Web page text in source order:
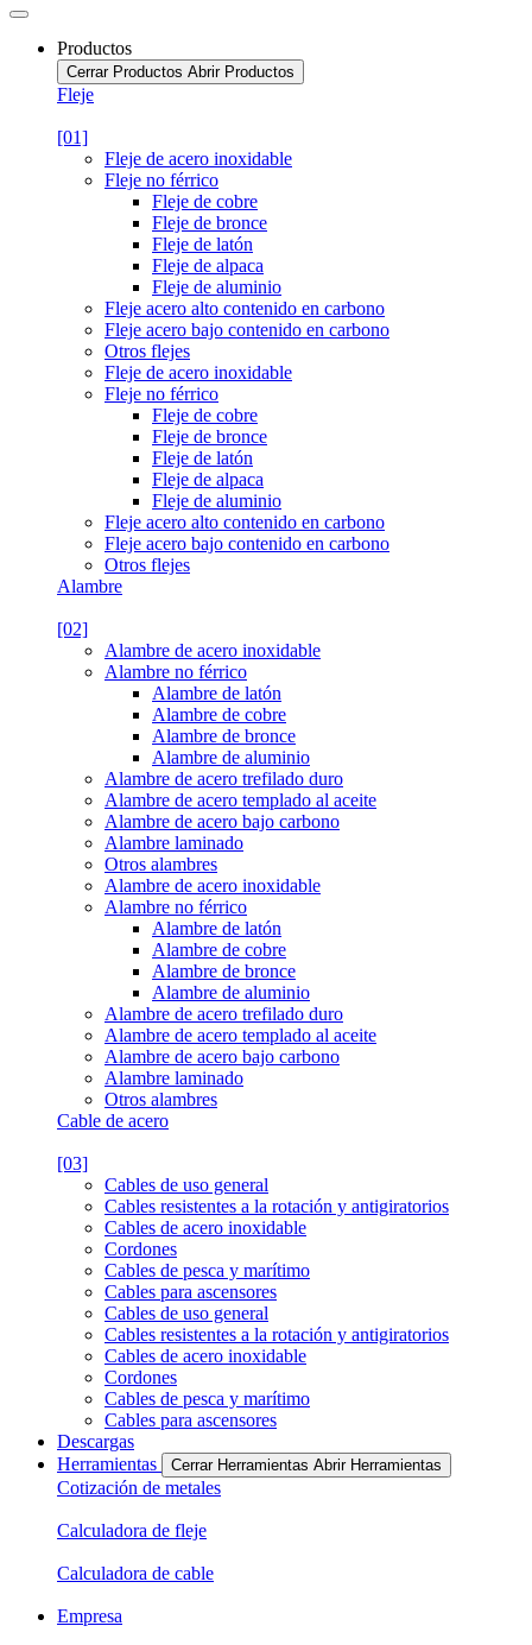
Productos
Cerrar Productos Abrir Productos
Fleje
[01]
Fleje de acero inoxidable
Fleje no férrico
Fleje de cobre
Fleje de bronce
Fleje de latón
Fleje de alpaca
Fleje de aluminio
Fleje acero alto contenido en carbono
Fleje acero bajo contenido en carbono
Otros flejes
Fleje de acero inoxidable
Fleje no férrico
Fleje de cobre
Fleje de bronce
Fleje de latón
Fleje de alpaca
Fleje de aluminio
Fleje acero alto contenido en carbono
Fleje acero bajo contenido en carbono
Otros flejes
Alambre
[02]
Alambre de acero inoxidable
Alambre no férrico
Alambre de latón
Alambre de cobre
Alambre de bronce
Alambre de aluminio
Alambre de acero trefilado duro
Alambre de acero templado al aceite
Alambre de acero bajo carbono
Alambre laminado
Otros alambres
Alambre de acero inoxidable
Alambre no férrico
Alambre de latón
Alambre de cobre
Alambre de bronce
Alambre de aluminio
Alambre de acero trefilado duro
Alambre de acero templado al aceite
Alambre de acero bajo carbono
Alambre laminado
Otros alambres
Cable de acero
[03]
Cables de uso general
Cables resistentes a la rotación y antigiratorios
Cables de acero inoxidable
Cordones
Cables de pesca y marítimo
Cables para ascensores
Cables de uso general
Cables resistentes a la rotación y antigiratorios
Cables de acero inoxidable
Cordones
Cables de pesca y marítimo
Cables para ascensores
Descargas
Herramientas
Cerrar Herramientas Abrir Herramientas
Cotización de metales
Calculadora de fleje
Calculadora de cable
Empresa